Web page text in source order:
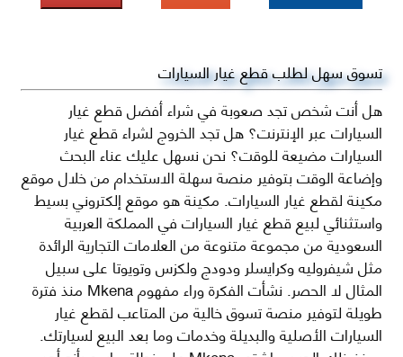
تسوق سهل لطلب قطع غيار السيارات
هل أنت شخص تجد صعوبة في شراء أفضل قطع غيار
السيارات عبر الإنترنت؟ هل تجد الخروج لشراء قطع غيار
السيارات مضيعة للوقت؟ نحن نسهل عليك عناء البحث
وإضاعة الوقت بتوفير منصة سهلة الاستخدام من خلال موقع
مكينة لقطع غيار السيارات. مكينة هو موقع إلكتروني بسيط
واستثنائي لبيع قطع غيار السيارات في المملكة العربية
السعودية من مجموعة متنوعة من العلامات التجارية الرائدة
مثل شيفروليه وكرايسلر ودودج ولكزس وتويوتا على سبيل
المثال لا الحصر. نشأت الفكرة وراء مفهوم Mkena منذ فترة
طويلة لتوفير منصة تسوق خالية من المتاعب لقطع غيار
السيارات الأصلية والبديلة وخدمات وما بعد البيع لسيارتك.